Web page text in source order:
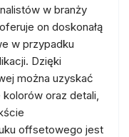
w branży
on doskonałą
w przypadku
Dzięki
można uzyskać
oraz detali,
offsetowego jest